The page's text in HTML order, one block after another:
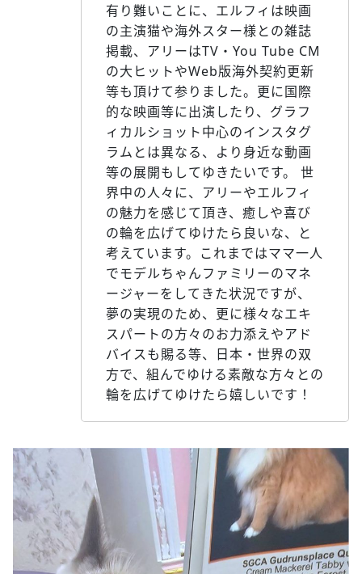
有り難いことに、エルフィは映画
の主演猫や海外スター様との雑誌
掲載、アリーはTV・You Tube CM
の大ヒットやWeb版海外契約更新
等も頂けて参りました。更に国際
的な映画等に出演したり、グラフ
ィカルショット中心のインスタグ
ラムとは異なる、より身近な動画
等の展開もしてゆきたいです。 世
界中の人々に、アリーやエルフィ
の魅力を感じて頂き、癒しや喜び
の輪を広げてゆけたら良いな、と
考えています。これまではママ一人
でモデルちゃんファミリーのマネ
ージャーをしてきた状況ですが、
夢の実現のため、更に様々なエキ
スパートの方々のお力添えやアド
バイスも賜る等、日本・世界の双
方で、組んでゆける素敵な方々との
輪を広げてゆけたら嬉しいです！